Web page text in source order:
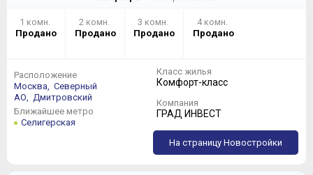
1 комн.
Продано
2 комн.
Продано
3 комн.
Продано
4 комн.
Продано
Расположение
Москва, Северный
АО, Дмитровский
Ближайшее метро
Селигерская
Класс жилья
Комфорт-класс
Компания
ГРАД ИНВЕСТ
На страницу Новостройки